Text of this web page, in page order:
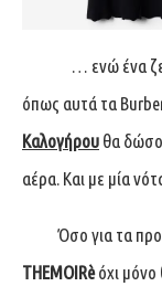
… ενώ ένα
όπως αυτά τα
Καλογήρου θα
αέρα. Και με μία
Όσο για τα
THEMOIRèόχι